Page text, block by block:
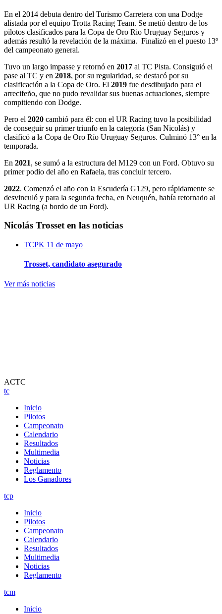
En el 2014 debuta dentro del Turismo Carretera con una Dodge
alistada por el equipo Trotta Racing Team. Se metió dentro de los
pilotos clasificados para la Copa de Oro Rio Uruguay Seguros y
además resultó la revelación de la máxima. Finalizó en el puesto 13º
del campeonato general.
Tuvo un largo impasse y retornó en 2017 al TC Pista. Consiguió el
pase al TC y en 2018, por su regularidad, se destacó por su
clasificación a la Copa de Oro. El 2019 fue desdibujado para el
arrecifeño, que no pudo revalidar sus buenas actuaciones, siempre
compitiendo con Dodge.
Pero el 2020 cambió para él: con el UR Racing tuvo la posibilidad
de conseguir su primer triunfo en la categoría (San Nicolás) y
clasificó a la Copa de Oro Río Uruguay Seguros. Culminó 13° en la
temporada.
En 2021, se sumó a la estructura del M129 con un Ford. Obtuvo su
primer podio del año en Rafaela, tras concluir tercero.
2022. Comenzó el año con la Escudería G129, pero rápidamente se
desvinculó y para la segunda fecha, en Neuquén, había retornado al
UR Racing (a bordo de un Ford).
Nicolás Trosset en las noticias
TCPK 11 de mayo
Trosset, candidato asegurado
Ver más noticias
ACTC
tc
Inicio
Pilotos
Campeonato
Calendario
Resultados
Multimedia
Noticias
Reglamento
Los Ganadores
tcp
Inicio
Pilotos
Campeonato
Calendario
Resultados
Multimedia
Noticias
Reglamento
tcm
Inicio